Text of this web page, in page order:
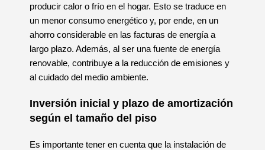
producir calor o frío en el hogar. Esto se traduce en
un menor consumo energético y, por ende, en un
ahorro considerable en las facturas de energía a
largo plazo. Además, al ser una fuente de energía
renovable, contribuye a la reducción de emisiones y
al cuidado del medio ambiente.
Inversión inicial y plazo de amortización
según el tamaño del piso
Es importante tener en cuenta que la instalación de